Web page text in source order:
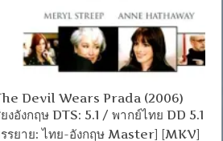
Devil Wears Prada (2006)
งอังกฤษ DTS: 5.1 / พากย์ไทย DD 5.1
ยาย: ไทย-อังกฤษ Master] [MKV]